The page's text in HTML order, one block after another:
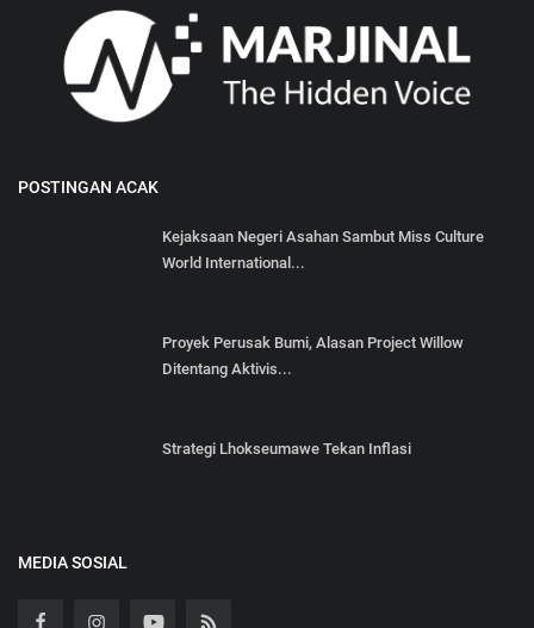
POSTINGAN ACAK
Kejaksaan Negeri Asahan Sambut Miss Culture
World International...
Proyek Perusak Bumi, Alasan Project Willow
Ditentang Aktivis...
Strategi Lhokseumawe Tekan Inflasi
MEDIA SOSIAL